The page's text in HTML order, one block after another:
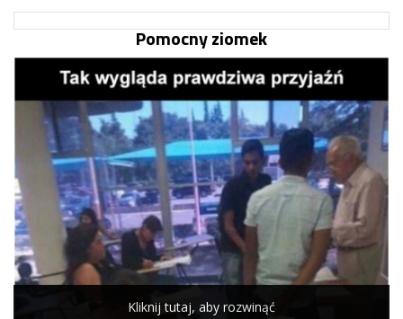
Pomocny ziomek
Kliknij tutaj, aby rozwinąć